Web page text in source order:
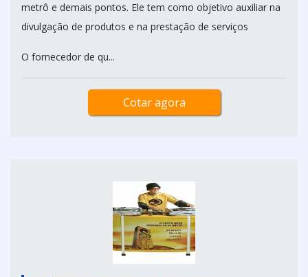
metrô e demais pontos. Ele tem como objetivo auxiliar na
divulgação de produtos e na prestação de serviços
O fornecedor de qu...
Cotar agora